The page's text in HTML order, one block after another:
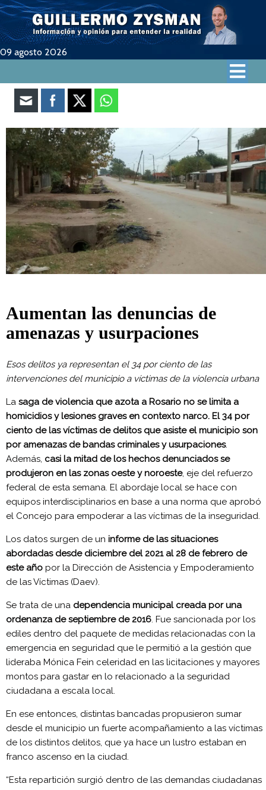
09 agosto 2026
Aumentan las denuncias de
amenazas y usurpaciones
Esos delitos ya representan el 34 por ciento de las
intervenciones del municipio a víctimas de la violencia urbana
La saga de violencia que azota a Rosario no se limita a
homicidios y lesiones graves en contexto narco. El 34 por
ciento de las víctimas de delitos que asiste el municipio son
por amenazas de bandas criminales y usurpaciones.
Además, casi la mitad de los hechos denunciados se
produjeron en las zonas oeste y noroeste, eje del refuerzo
federal de esta semana. El abordaje local se hace con
equipos interdisciplinarios en base a una norma que aprobó
el Concejo para empoderar a las víctimas de la inseguridad.
Los datos surgen de un informe de las situaciones
abordadas desde diciembre del 2021 al 28 de febrero de
este año por la Dirección de Asistencia y Empoderamiento
de las Víctimas (Daev).
Se trata de una dependencia municipal creada por una
ordenanza de septiembre de 2016. Fue sancionada por los
ediles dentro del paquete de medidas relacionadas con la
emergencia en seguridad que le permitió a la gestión que
lideraba Mónica Fein celeridad en las licitaciones y mayores
montos para gastar en lo relacionado a la seguridad
ciudadana a escala local.
En ese entonces, distintas bancadas propusieron sumar
desde el municipio un fuerte acompañamiento a las víctimas
de los distintos delitos, que ya hace un lustro estaban en
franco ascenso en la ciudad.
“Esta repartición surgió dentro de las demandas ciudadanas